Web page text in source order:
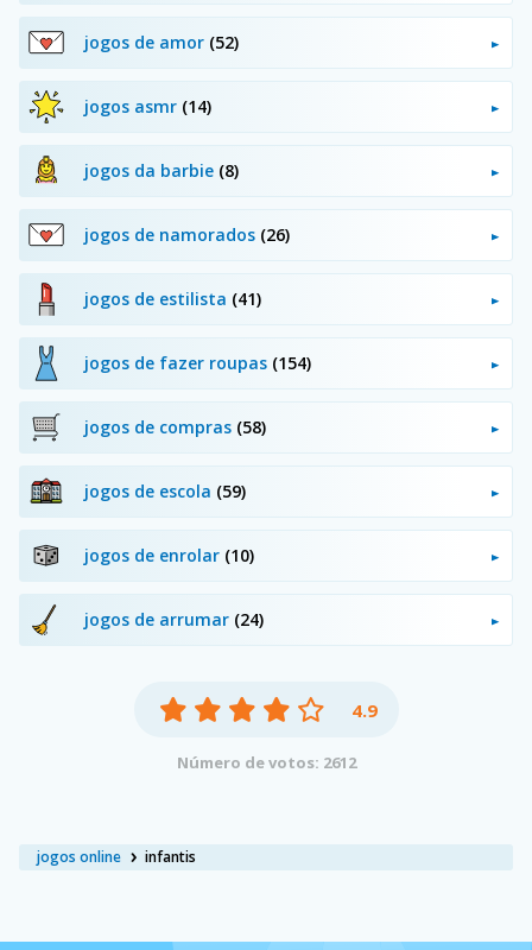
jogos online infantis
jogos de amor (52)
jogos asmr (14)
jogos da barbie (8)
jogos de namorados (26)
jogos de estilista (41)
jogos de fazer roupas (154)
jogos de compras (58)
jogos de escola (59)
jogos de enrolar (10)
jogos de arrumar (24)
4.9
Número de votos: 2612